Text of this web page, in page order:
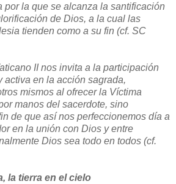
por la que se alcanza la santificación
de Dios, a la cual las
tienden como a su fin (cf. SC
II nos invita a la participación
activa en la acción sagrada,
mismos al ofrecer la Víctima
manos del sacerdote, sino
de que así nos perfeccionemos día a
en la unión con Dios y entre
Dios sea todo en todos (cf.
la tierra en el cielo